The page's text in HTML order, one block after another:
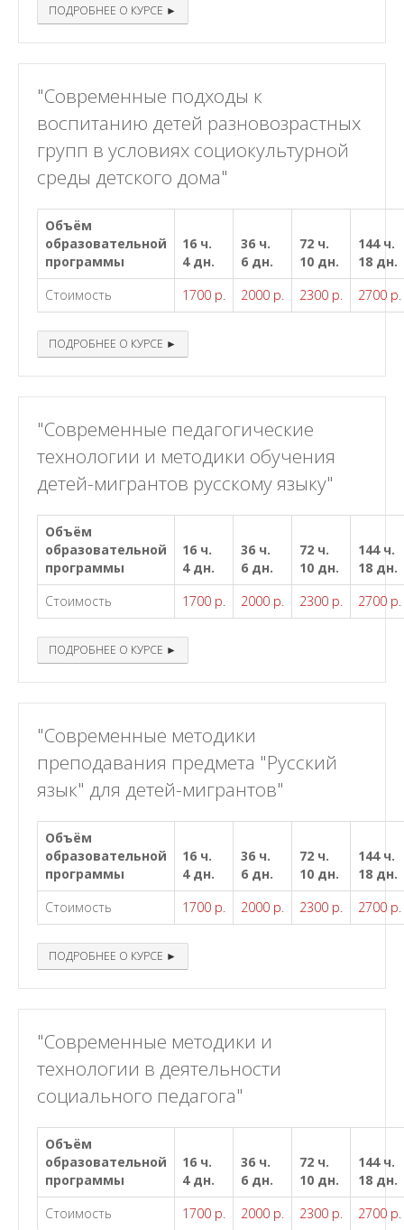
ПОДРОБНЕЕ О КУРСЕ ►
"Современные подходы к
воспитанию детей разновозрастных
групп в условиях социокультурной
среды детского дома"
Объём
образовательной
программы
16 ч.
4 дн.
36 ч.
6 дн.
72 ч.
10 дн.
144 ч.
18 дн.
Стоимость
1700 р. 2000 р. 2300 р. 2700 р.
ПОДРОБНЕЕ О КУРСЕ ►
"Современные педагогические
технологии и методики обучения
детей-мигрантов русскому языку"
Объём
образовательной
программы
16 ч.
4 дн.
36 ч.
6 дн.
72 ч.
10 дн.
144 ч.
18 дн.
Стоимость
1700 р. 2000 р. 2300 р. 2700 р.
ПОДРОБНЕЕ О КУРСЕ ►
"Современные методики
преподавания предмета "Русский
язык" для детей-мигрантов"
Объём
образовательной
программы
16 ч.
4 дн.
36 ч.
6 дн.
72 ч.
10 дн.
144 ч.
18 дн.
Стоимость
1700 р. 2000 р. 2300 р. 2700 р.
ПОДРОБНЕЕ О КУРСЕ ►
"Современные методики и
технологии в деятельности
социального педагога"
Объём
образовательной
программы
16 ч.
4 дн.
36 ч.
6 дн.
72 ч.
10 дн.
144 ч.
18 дн.
Стоимость
1700 р. 2000 р. 2300 р. 2700 р.